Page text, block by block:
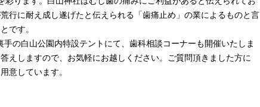
行に耐え成し遂げたと伝えられる「歯痛止め」の業によるものと言
です。
の白山公園内特設テントにて、歯科相談コーナーも開催いたしま
えしますので、お気軽にお越しください。ご質問頂きました方に
意しています。